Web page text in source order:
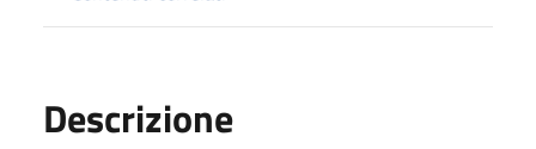
Descrizione